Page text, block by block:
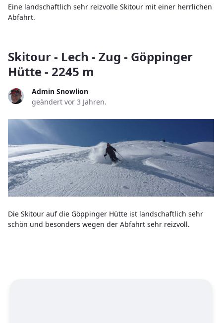
Eine landschaftlich sehr reizvolle Skitour mit einer herrlichen
Abfahrt.
Skitour - Lech - Zug - Göppinger
Hütte - 2245 m
Admin Snowlion
geändert vor 3 Jahren.
Die Skitour auf die Göppinger Hütte ist landschaftlich sehr
schön und besonders wegen der Abfahrt sehr reizvoll.